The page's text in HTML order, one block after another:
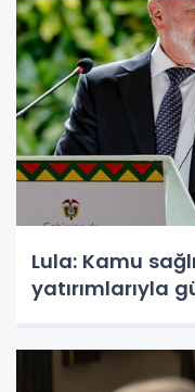
Lula: Kamu
yatırımlarıyla